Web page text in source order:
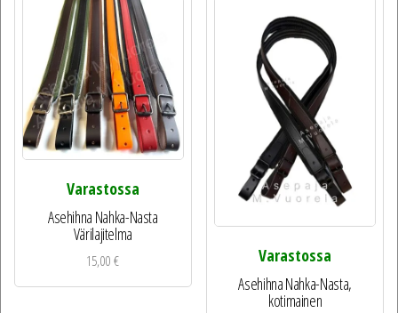
Varastossa
Asehihna Nahka-Nasta
Värilajitelma
15,00€
Varastossa
Asehihna Nahka-Nasta,
kotimainen